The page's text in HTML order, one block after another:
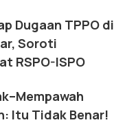
Dugaan TPPO di
Soroti
RSPO-ISPO
Itu Tidak Benar!